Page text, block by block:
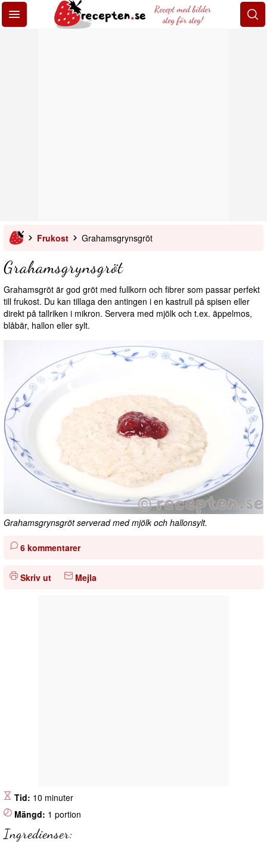
Recept med bilder
steg för steg!
Frukost Grahamsgrynsgröt
Grahamsgrynsgröt
Grahamsgröt är god gröt med fullkorn och fibrer som passar perfekt
till frukost. Du kan tillaga den antingen i en kastrull på spisen eller
direkt på tallriken i mikron. Servera med mjölk och t.ex. äppelmos,
blåbär, hallon eller sylt.
Grahamsgrynsgröt serverad med mjölk och hallonsylt.
6 kommentarer
Skriv ut Mejla
Tid: 10 minuter
Mängd: 1 portion
Ingredienser: